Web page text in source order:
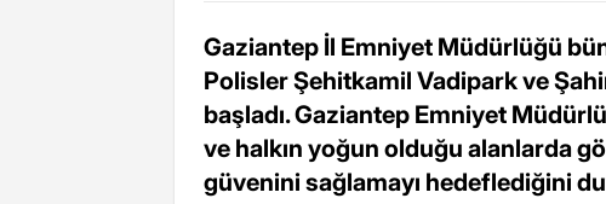
Gaziantep İl Emniyet Müdürlüğü
Polisler Şehitkamil Vadipark ve
başladı. Gaziantep Emniyet
ve halkın yoğun olduğu alanlarda
güvenini sağlamayı hedeflediğini